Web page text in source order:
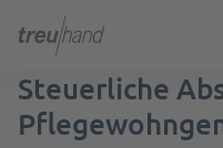
Steuerliche